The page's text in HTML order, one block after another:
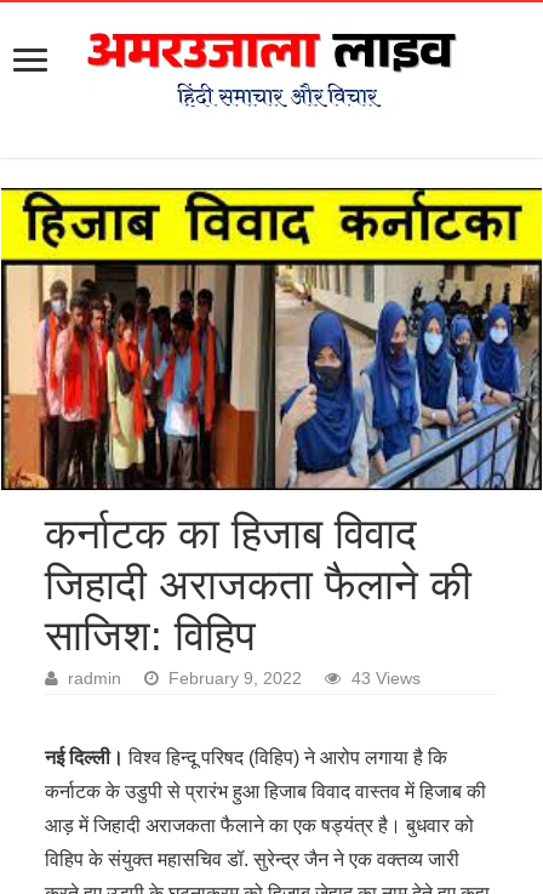
कर्नाटक का हिजाब विवाद
जिहादी अराजकता फैलाने की
साजिश: विहिप
radmin February 9, 2022 43 Views
नई दिल्ली। विश्व हिन्दू परिषद (विहिप) ने आरोप लगाया है कि
कर्नाटक के उडुपी से प्रारंभ हुआ हिजाब विवाद वास्तव में हिजाब की
आड़ में जिहादी अराजकता फैलाने का एक षड्यंत्र है। बुधवार को
विहिप के संयुक्त महासचिव डॉ. सुरेन्द्र जैन ने एक वक्तव्य जारी